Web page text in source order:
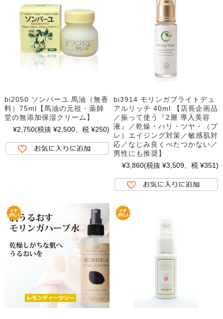
bi2050 ソンバーユ 馬油（無香
料）75ml【馬油の元祖・薬師
堂の無添加保湿クリーム】
¥2,750(税抜 ¥2,500、税 ¥250)
bi3914 モリンガブライトデュ
アルリッチ 40ml 【店長企画品
／振って使う『2層 導入美容
液』／乾燥・ハリ・ツヤ・（プ
レ）エイジング対策／敏感肌対
応／なじみ良くべたつかない／
男性にも推奨】
¥3,860(税抜 ¥3,509、税 ¥351)